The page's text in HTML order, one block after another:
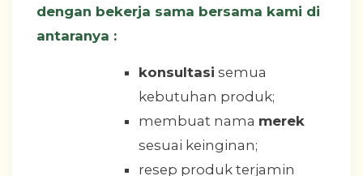
dengan bekerja sama bersama kami di
antaranya :
konsultasi semua
kebutuhan produk;
membuat nama merek
sesuai keinginan;
resep produk terjamin